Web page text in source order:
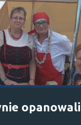
opanowali